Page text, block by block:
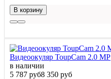
В корзину
Видеоокуляр ToupCam 2.0 MP
в наличии
5 787 руб8 350 руб